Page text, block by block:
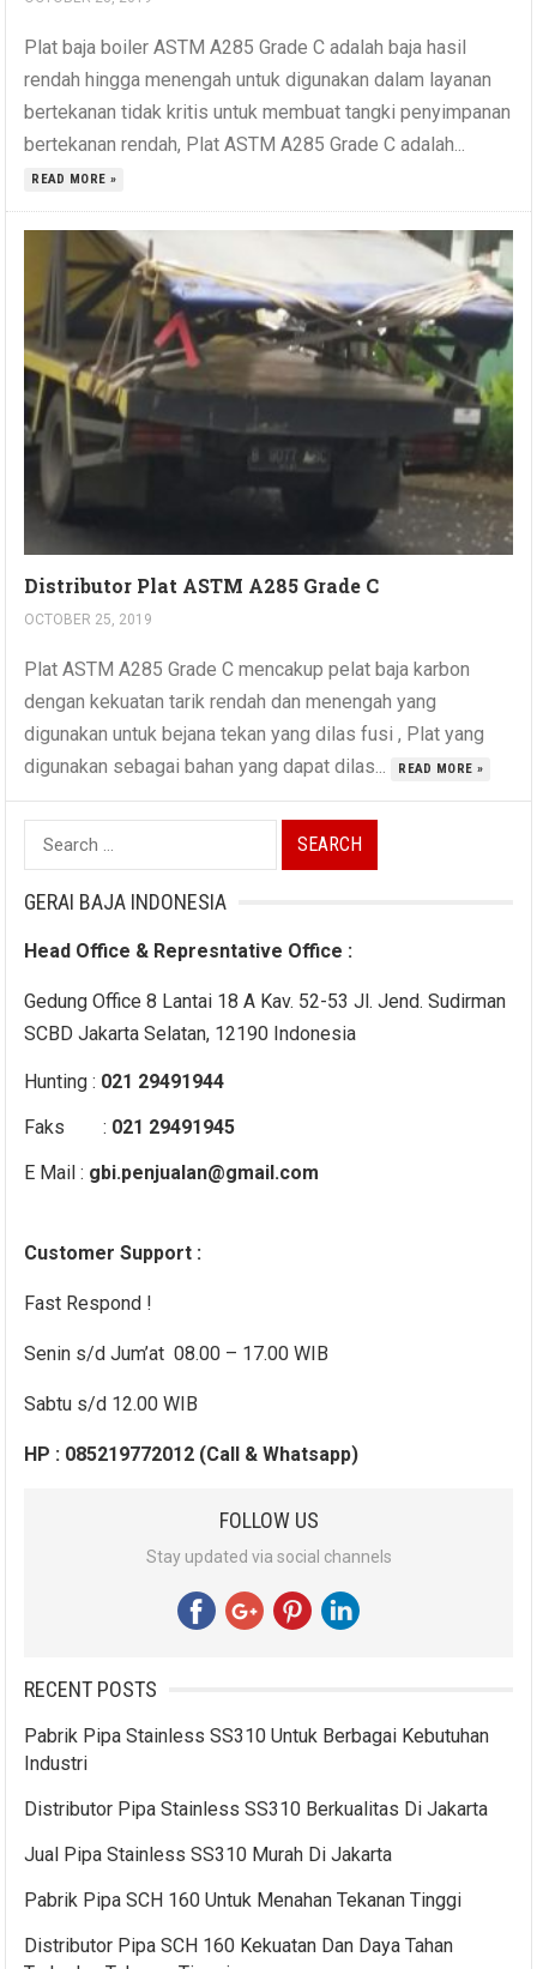
Plat baja boiler ASTM A285 Grade C adalah baja hasil
rendah hingga menengah untuk digunakan dalam layanan
bertekanan tidak kritis untuk membuat tangki penyimpanan
bertekanan rendah, Plat ASTM A285 Grade C adalah...
READ MORE »
Distributor Plat ASTM A285 Grade C
OCTOBER 25, 2019
Plat ASTM A285 Grade C mencakup pelat baja karbon
dengan kekuatan tarik rendah dan menengah yang
digunakan untuk bejana tekan yang dilas fusi , Plat yang
digunakan sebagai bahan yang dapat dilas...
READ MORE »
Search
for:
GERAI BAJA INDONESIA
Head Office & Represntative Office :
Gedung Office 8 Lantai 18 A Kav. 52-53 Jl. Jend. Sudirman
SCBD Jakarta Selatan, 12190 Indonesia
Hunting : 021 29491944
Faks : 021 29491945
E Mail : gbi.penjualan@gmail.com
Customer Support :
Fast Respond !
Senin s/d Jum’at 08.00 – 17.00 WIB
Sabtu s/d 12.00 WIB
HP : 085219772012 (Call & Whatsapp)
FOLLOW US
Stay updated via social channels
RECENT POSTS
Pabrik Pipa Stainless SS310 Untuk Berbagai Kebutuhan
Industri
Distributor Pipa Stainless SS310 Berkualitas Di Jakarta
Jual Pipa Stainless SS310 Murah Di Jakarta
Pabrik Pipa SCH 160 Untuk Menahan Tekanan Tinggi
Distributor Pipa SCH 160 Kekuatan Dan Daya Tahan